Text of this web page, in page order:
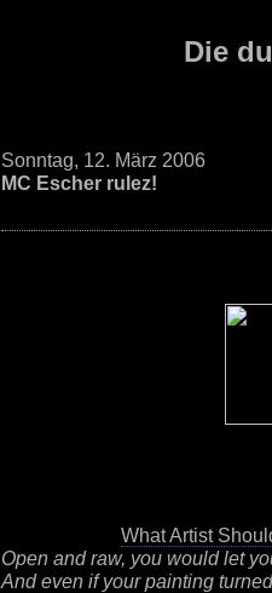
Die
Sonntag, 12. März 2006
MC Escher rulez!
What Artist
Open and raw, you would let
And even if your painting